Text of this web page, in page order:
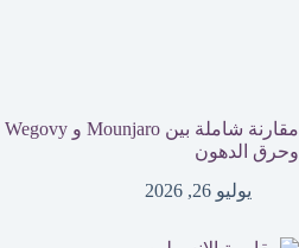
وحرق الدهون
يوليو 26, 2026